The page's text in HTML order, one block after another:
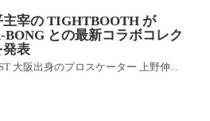
主宰の TIGHTBOOTH が
との最新コラボコレク
発表
大阪出身のプロスケーター 上野伸...